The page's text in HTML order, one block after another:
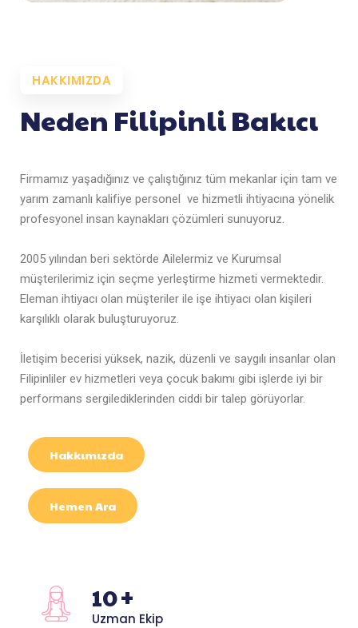
HAKKIMIZDA
Neden Filipinli Bakıcı
Firmamız yaşadığınız ve çalıştığınız tüm mekanlar için tam ve
yarım zamanlı kalifiye personel ve hizmetli ihtiyacına yönelik
profesyonel insan kaynakları çözümleri sunuyoruz.
2005 yılından beri sektörde Ailelermiz ve Kurumsal
müşterilerimiz için seçme yerleştirme hizmeti vermektedir.
Eleman ihtiyacı olan müşteriler ile işe ihtiyacı olan kişileri
karşılıklı olarak buluşturuyoruz.
İletişim becerisi yüksek, nazik, düzenli ve saygılı insanlar olan
Filipinliler ev hizmetleri veya çocuk bakımı gibi işlerde iyi bir
performans sergilediklerinden ciddi bir talep görüyorlar.
Hakkımızda
Hemen Ara
10
Uzman Ekip